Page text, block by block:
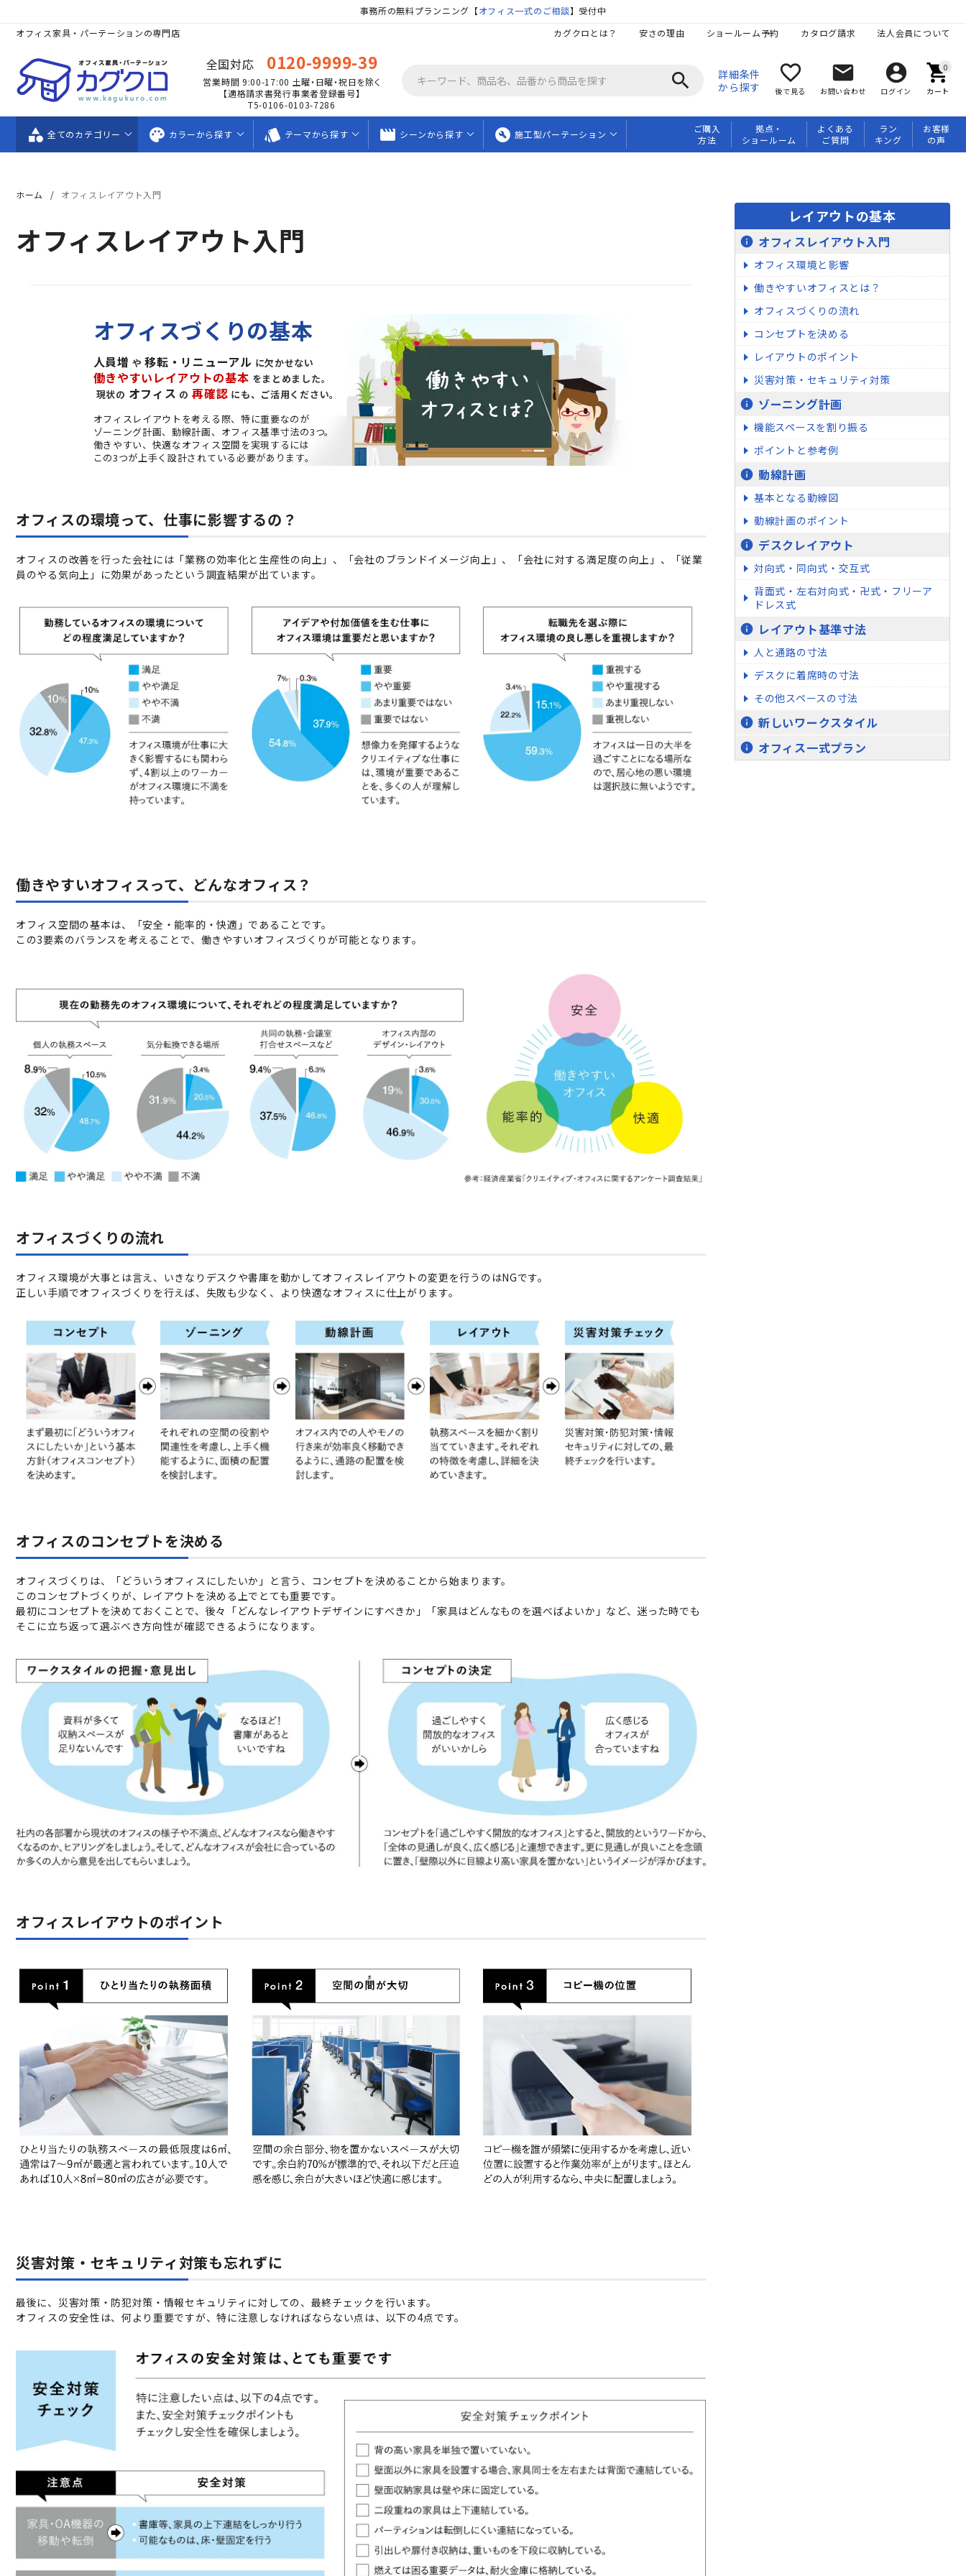
事務所の無料プランニング【オフィス一式のご相談】受付中
オフィス家具・パーテーションの専門店
カグクロとは？ 安さの理由 ショールーム予約 カタログ請求 法人会員について
全国対応 0120-9999-39
営業時間 9:00-17:00 土曜・日曜・祝日を除く
【適格請求書発行事業者登録番号】
T5-0106-0103-7286
search
詳細条件
から探す
favorite_border
後で見る
mail
お問い合わせ
account_circle
ログイン
shopping_cart
カート
category 全てのカテゴリー palette カラーから探す style テーマから探す movie_creation シーンから探す build_circle 施工型パーテーション
ご購入
方法
拠点・
ショールーム
よくある
ご質問
ラン
キング
お客様
の声
ホーム オフィスレイアウト入門
オフィスレイアウト入門
オフィスづくりの基本
人員増 や 移転・リニューアル に欠かせない
働きやすいレイアウトの基本 をまとめました。
現状の オフィス の 再確認 にも、ご活用ください。
オフィスレイアウトを考える際、特に重要なのが
ゾーニング計画、動線計画、オフィス基準寸法の3つ。
働きやすい、快適なオフィス空間を実現するには
この3つが上手く設計されている必要があります。
オフィスの環境って、仕事に影響するの？
オフィスの改善を行った会社には「業務の効率化と生産性の向上」、「会社のブランドイメージ向上」、「会社に対する満足度の向上」、「従業
員のやる気向上」に効果があったという調査結果が出ています。
働きやすいオフィスって、どんなオフィス？
オフィス空間の基本は、「安全・能率的・快適」であることです。
この3要素のバランスを考えることで、働きやすいオフィスづくりが可能となります。
オフィスづくりの流れ
オフィス環境が大事とは言え、いきなりデスクや書庫を動かしてオフィスレイアウトの変更を行うのはNGです。
正しい手順でオフィスづくりを行えば、失敗も少なく、より快適なオフィスに仕上がります。
オフィスのコンセプトを決める
オフィスづくりは、「どういうオフィスにしたいか」と言う、コンセプトを決めることから始まります。
このコンセプトづくりが、レイアウトを決める上でとても重要です。
最初にコンセプトを決めておくことで、後々「どんなレイアウトデザインにすべきか」「家具はどんなものを選べばよいか」など、迷った時でも
そこに立ち返って選ぶべき方向性が確認できるようになります。
オフィスレイアウトのポイント
災害対策・セキュリティ対策も忘れずに
最後に、災害対策・防犯対策・情報セキュリティに対しての、最終チェックを行います。
オフィスの安全性は、何より重要ですが、特に注意しなければならない点は、以下の4点です。
レイアウトの基本
info オフィスレイアウト入門
オフィス環境と影響
働きやすいオフィスとは？
オフィスづくりの流れ
コンセプトを決める
レイアウトのポイント
災害対策・セキュリティ対策
info ゾーニング計画
機能スペースを割り振る
ポイントと参考例
info 動線計画
基本となる動線図
動線計画のポイント
info デスクレイアウト
対向式・同向式・交互式
背面式・左右対向式・卍式・フリーア
ドレス式
info レイアウト基準寸法
人と通路の寸法
デスクに着席時の寸法
その他スペースの寸法
info 新しいワークスタイル
info オフィス一式プラン